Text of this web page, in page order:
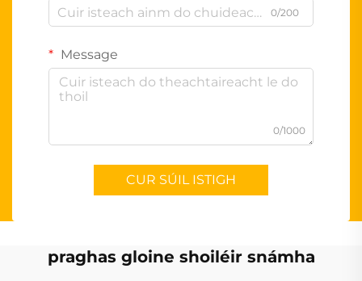
0/200
Message
0/1000
CUR SÚIL ISTIGH
praghas gloine shoiléir snámha